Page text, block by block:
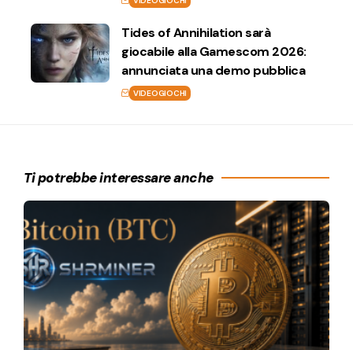
Tides of Annihilation sarà
giocabile alla Gamescom 2026:
annunciata una demo pubblica
VIDEOGIOCHI
Ti potrebbe interessare anche